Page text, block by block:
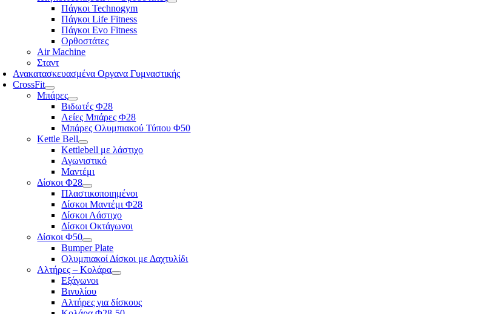
Πάγκοι Technogym
Πάγκοι Life Fitness
Πάγκοι Evo Fitness
Ορθοστάτες
Air Machine
Σταντ
Ανακατασκευασμένα Οργανα Γυμναστικής
CrossFit
Μπάρες
Βιδωτές Φ28
Λείες Μπάρες Φ28
Μπάρες Ολυμπιακού Τύπου Φ50
Kettle Bell
Kettlebell με λάστιχο
Αγωνιστικό
Μαντέμι
Δίσκοι Φ28
Πλαστικοποιημένοι
Δίσκοι Μαντέμι Φ28
Δίσκοι Λάστιχο
Δίσκοι Οκτάγωνοι
Δίσκοι Φ50
Bumper Plate
Ολυμπιακοί Δίσκοι με Δαχτυλίδι
Αλτήρες – Κολάρα
Εξάγωνοι
Βινυλίου
Αλτήρες για δίσκους